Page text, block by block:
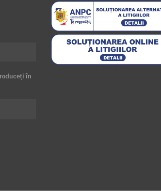
în